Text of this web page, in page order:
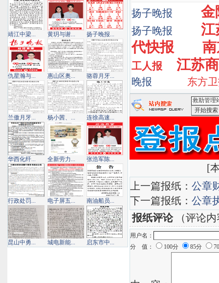
扬子晚报 金
扬子晚报
江
代快报
工人报 江苏
晚报 东方
[
上一篇报纸： 公章
下一篇报纸： 公章
报纸评论（评论内
用户名：
分 值：
100分 85分
靖江中梁... 黄玥与谢... 扬子晚报...
仇星瀚与... 惠山区奥... 骆蓉月牙...
兰傲月牙... 杨小茜、... 连徐高速...
华西化纤... 全新劳力... 张浩军陈...
行政处罚... 电子屏五... 南油船员...
昆山中勇... 城电新能... 启东市中...